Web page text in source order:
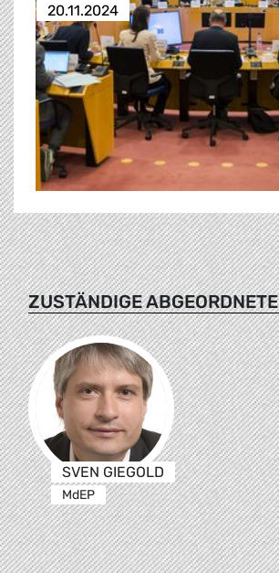
20.11.2024
ZUSTÄNDIGE ABGEORDNETE
SVEN GIEGOLD
MdEP